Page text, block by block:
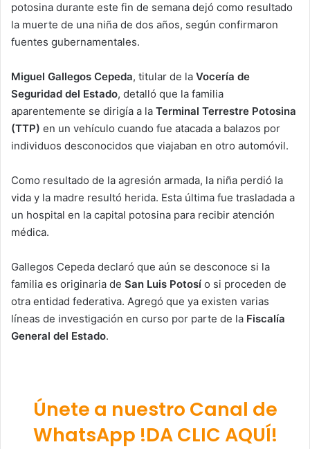
potosina durante este fin de semana dejó como resultado
la muerte de una niña de dos años, según confirmaron
fuentes gubernamentales.
Miguel Gallegos Cepeda, titular de la Vocería de
Seguridad del Estado, detalló que la familia
aparentemente se dirigía a la Terminal Terrestre Potosina
(TTP) en un vehículo cuando fue atacada a balazos por
individuos desconocidos que viajaban en otro automóvil.
Como resultado de la agresión armada, la niña perdió la
vida y la madre resultó herida. Esta última fue trasladada a
un hospital en la capital potosina para recibir atención
médica.
Gallegos Cepeda declaró que aún se desconoce si la
familia es originaria de San Luis Potosí o si proceden de
otra entidad federativa. Agregó que ya existen varias
líneas de investigación en curso por parte de la Fiscalía
General del Estado.
Únete a nuestro Canal de
WhatsApp !DA CLIC AQUÍ!